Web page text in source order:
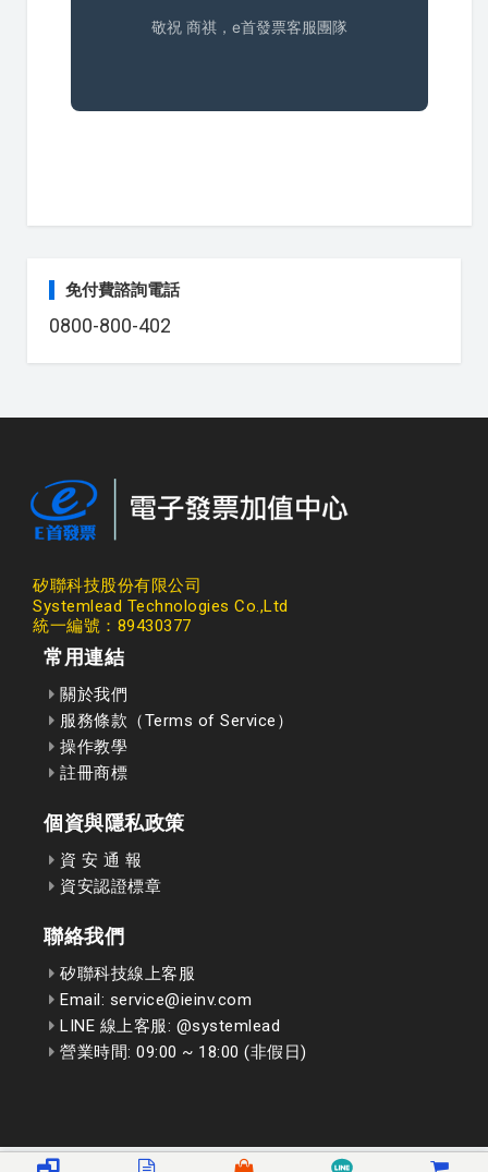
敬祝 商祺，e首發票客服團隊
免付費諮詢電話
0800-800-402
矽聯科技股份有限公司
Systemlead Technologies Co.,Ltd
統一編號：89430377
常用連結
關於我們
服務條款（Terms of Service）
操作教學
註冊商標
個資與隱私政策
資 安 通 報
資安認證標章
聯絡我們
矽聯科技線上客服
Email: service@ieinv.com
LINE 線上客服: @systemlead
營業時間: 09:00 ~ 18:00 (非假日)